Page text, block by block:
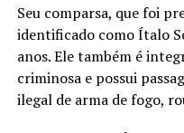
Seu comparsa, que foi
identificado como Ítalo
anos. Ele também é
criminosa e possui
ilegal de arma de fogo,